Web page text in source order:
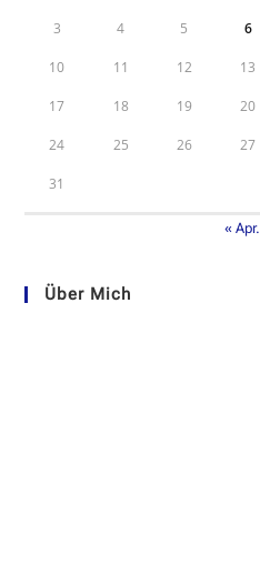
3 4 5 6
10 11 12 13
17 18 19 20
24 25 26 27
31
« Apr.
Über Mich